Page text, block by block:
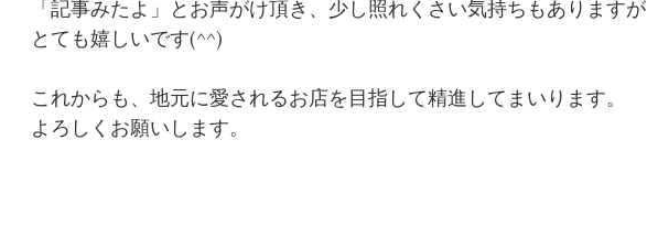
「記事みたよ」とお声がけ頂き、少し照れくさい気持ちもありますが
とても嬉しいです(^^)
これからも、地元に愛されるお店を目指して精進してまいります。
よろしくお願いします。